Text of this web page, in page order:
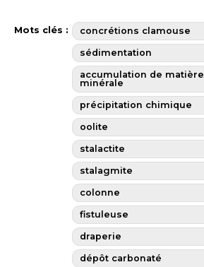
Mots clés : concrétions clamouse
sédimentation
accumulation de matière
minérale
précipitation chimique
oolite
stalactite
stalagmite
colonne
fistuleuse
draperie
dépôt carbonaté